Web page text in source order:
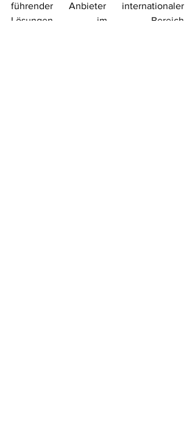
führender Anbieter internationaler
Lösungen im Bereich